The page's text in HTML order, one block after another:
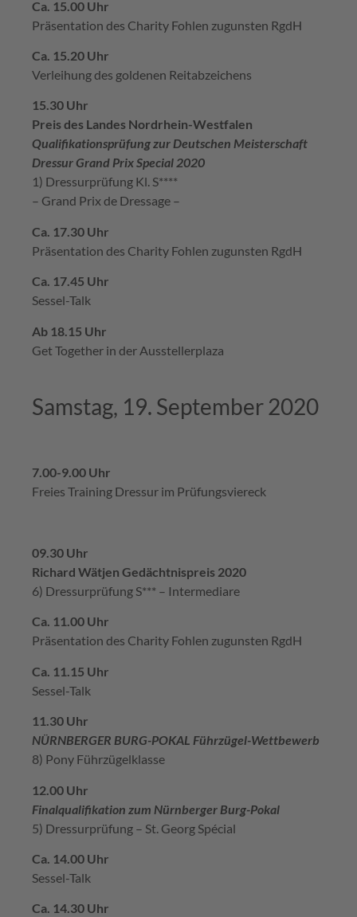
Ca. 15.00 Uhr
Präsentation des Charity Fohlen zugunsten RgdH
Ca. 15.20 Uhr
Verleihung des goldenen Reitabzeichens
15.30 Uhr
Preis des Landes Nordrhein-Westfalen
Qualifikationsprüfung zur Deutschen Meisterschaft
Dressur Grand Prix Special 2020
1) Dressurprüfung Kl. S****
– Grand Prix de Dressage –
Ca. 17.30 Uhr
Präsentation des Charity Fohlen zugunsten RgdH
Ca. 17.45 Uhr
Sessel-Talk
Ab 18.15 Uhr
Get Together in der Ausstellerplaza
Samstag, 19. September 2020
7.00-9.00 Uhr
Freies Training Dressur im Prüfungsviereck
09.30 Uhr
Richard Wätjen Gedächtnispreis 2020
6) Dressurprüfung S*** – Intermediare
Ca. 11.00 Uhr
Präsentation des Charity Fohlen zugunsten RgdH
Ca. 11.15 Uhr
Sessel-Talk
11.30 Uhr
NÜRNBERGER BURG-POKAL Führzügel-Wettbewerb
8) Pony Führzügelklasse
12.00 Uhr
Finalqualifikation zum Nürnberger Burg-Pokal
5) Dressurprüfung – St. Georg Spécial
Ca. 14.00 Uhr
Sessel-Talk
Ca. 14.30 Uhr